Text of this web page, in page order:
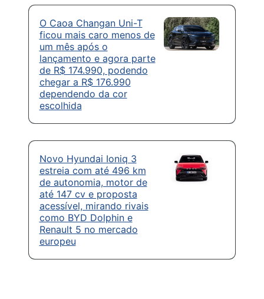
O Caoa Changan Uni-T
ficou mais caro menos de
um mês após o
lançamento e agora parte
de R$ 174.990, podendo
chegar a R$ 176.990
dependendo da cor
escolhida
Novo Hyundai Ioniq 3
estreia com até 496 km
de autonomia, motor de
até 147 cv e proposta
acessível, mirando rivais
como BYD Dolphin e
Renault 5 no mercado
europeu